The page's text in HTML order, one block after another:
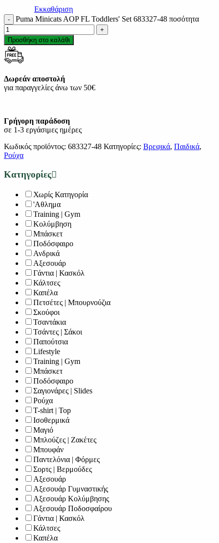
Εκκαθάριση
Puma Minicats AOP FL Toddlers' Set 683327-48 ποσότητα
Προσθήκη στο καλάθι
Δωρεάν αποστολή
για παραγγελίες άνω των 50€
Γρήγορη παράδοση
σε 1-3 εργάσιμες ημέρες
Κωδικός προϊόντος: 683327-48 Κατηγορίες: Βρεφικά, Παιδικά,
Ρούχα
Κατηγορίες
Χωρίς Κατηγορία
'Αθλημα
Training | Gym
Κολύμβηση
Μπάσκετ
Ποδόσφαιρο
Ανδρικά
Αξεσουάρ
Γάντια | Κασκόλ
Κάλτσες
Καπέλα
Πετσέτες | Μπουρνούζια
Σκούφοι
Τσαντάκια
Τσάντες | Σάκοι
Παπούτσια
Lifestyle
Training | Gym
Μπάσκετ
Ποδόσφαιρο
Σαγιονάρες | Slides
Ρούχα
T-shirt | Top
Ισοθερμικά
Μαγιό
Μπλούζες | Ζακέτες
Μπουφάν
Παντελόνια | Φόρμες
Σορτς | Βερμούδες
Αξεσουάρ
Αξεσουάρ Γυμναστικής
Αξεσουάρ Κολύμβησης
Αξεσουάρ Ποδοσφαίρου
Γάντια | Κασκόλ
Κάλτσες
Καπέλα